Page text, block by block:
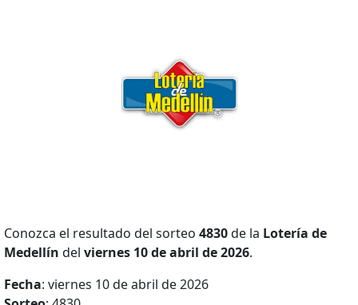
Conozca el resultado del sorteo 4830de la Lotería de
Medellín del viernes 10 de abril de 2026.
Fecha: viernes 10 de abril de 2026